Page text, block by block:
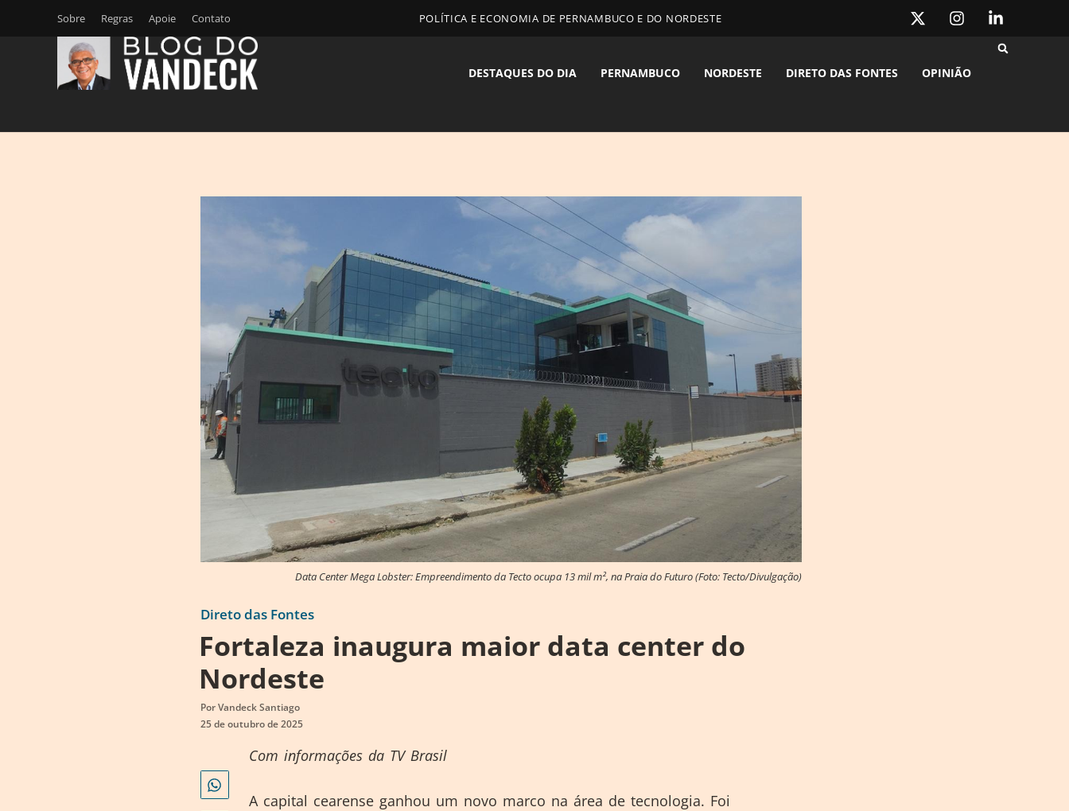
Sobre Regras Apoie Contato POLÍTICA E ECONOMIA DE PERNAMBUCO E DO NORDESTE
DESTAQUES DO DIA PERNAMBUCO NORDESTE DIRETO DAS FONTES OPINIÃO
Data Center Mega Lobster: Empreendimento da Tecto ocupa 13 mil m², na Praia do Futuro (Foto: Tecto/Divulgação)
Direto das Fontes
Fortaleza inaugura maior data center do
Nordeste
PorVandeck Santiago
25 de outubro de 2025
Com informações da TV Brasil
A capital cearense ganhou um novo marco na área de tecnologia. Foi